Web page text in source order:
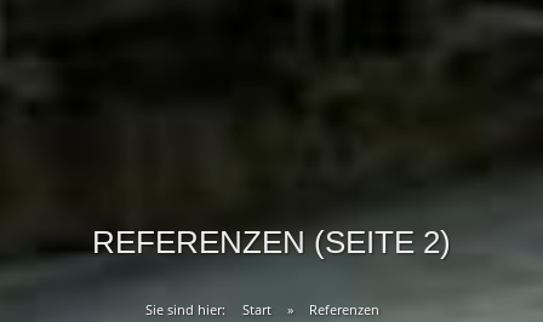
REFERENZEN (SEITE 2)
Sie sind hier: Start » Referenzen